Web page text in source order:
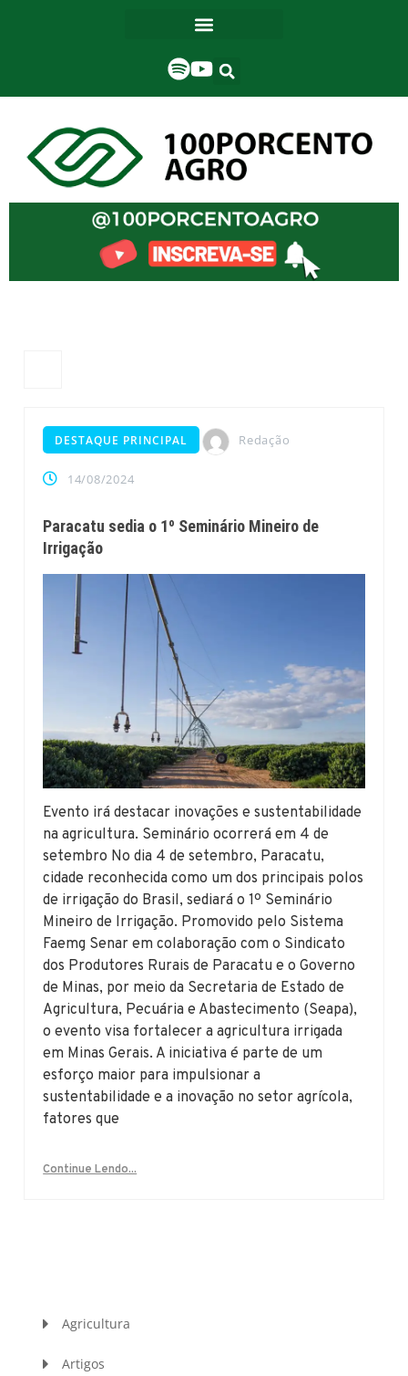
DESTAQUE PRINCIPAL Redação
14/08/2024
Paracatu sedia o 1º Seminário Mineiro de
Irrigação
Evento irá destacar inovações e sustentabilidade
na agricultura. Seminário ocorrerá em 4 de
setembro No dia 4 de setembro, Paracatu,
cidade reconhecida como um dos principais polos
de irrigação do Brasil, sediará o 1º Seminário
Mineiro de Irrigação. Promovido pelo Sistema
Faemg Senar em colaboração com o Sindicato
dos Produtores Rurais de Paracatu e o Governo
de Minas, por meio da Secretaria de Estado de
Agricultura, Pecuária e Abastecimento (Seapa),
o evento visa fortalecer a agricultura irrigada
em Minas Gerais. A iniciativa é parte de um
esforço maior para impulsionar a
sustentabilidade e a inovação no setor agrícola,
fatores que
Continue Lendo...
Agricultura
Artigos